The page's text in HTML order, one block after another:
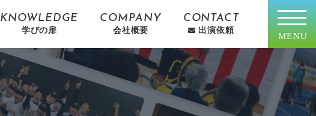
KNOWLEDGE
学びの扉
COMPANY
会社概要
CONTACT
出演依頼
MENU